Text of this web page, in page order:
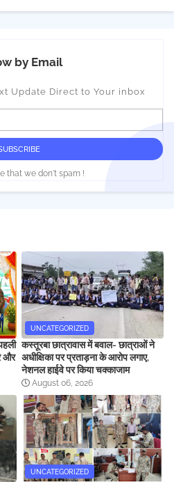
by Email
Update Direct to Your inbox
that we don't spam !
और
UNCATEGORIZED
कस्तूरबा छात्रावास में बवाल- छात्राओं ने
अधीक्षिका पर प्रताड़ना के आरोप लगाए,
नेशनल हाईवे पर किया चक्काजाम
August 06, 2026
UNCATEGORIZED